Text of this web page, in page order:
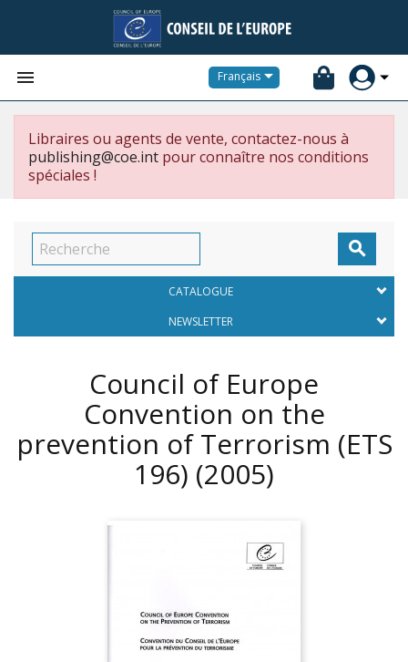
 Français
Libraires ou agents de vente, contactez-nous à
publishing@coe.int pour connaître nos conditions
spéciales !

CATALOGUE
NEWSLETTER
Council of Europe
Convention on the
prevention of Terrorism (ETS
196) (2005)